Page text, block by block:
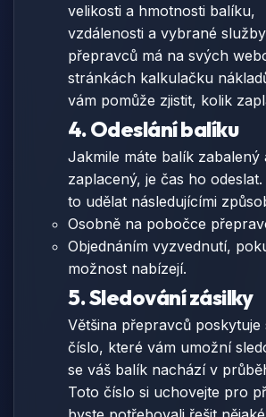
velikosti a hmotnosti balíku,
vzdálenosti a vybrané
přepravců má na svých
stránkách kalkulačku
vám pomůže zjistit, kolik
4. Odeslání balíku
Jakmile máte balík zabalený
zaplacený, je čas ho
to udělat následujícími
Osobně na pobočce
Objednáním vyzvednutí,
možnost nabízejí.
5. Sledování zásilky
Většina přepravců poskytuje
číslo, které vám umožní
se váš balík nachází v
Toto číslo si uchovejte pro